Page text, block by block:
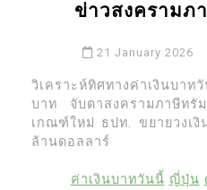
ข่าวสงครามภ
21 January 2026
วิเคราะห์ทิศทางค่าเงินบ
บาท จับตาสงครามภาษีทรั
เกณฑ์ใหม่ ธปท. ขยายวงเงิ
ล้านดอลลาร์
ค่าเงินบาทวันนี้ ญี่ปุ่น